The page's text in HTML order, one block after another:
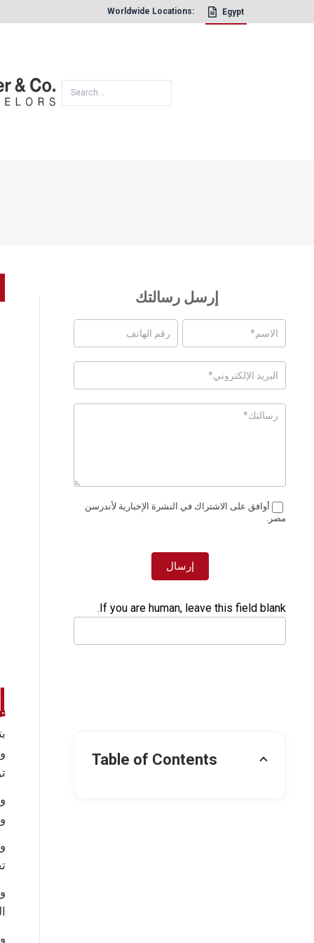
Worldwide Locations: Egypt
إرسل رسالتك
Posts
-
Page
Form
أوافق على الاشتراك في النشرة الإخبارية لأندرسن
مصر.
إرسال
If you are human, leave this field blank.
Table of Contents